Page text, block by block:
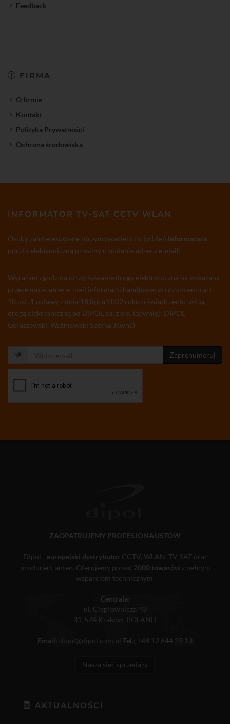
Feedback
FIRMA
O firmie
Kontakt
Polityka Prywatności
Ochrona środowiska
INFORMATOR TV-SAT CCTV WLAN
Osoby zainteresowane otrzymywaniem co tydzień Informatora
pocztą elektroniczną prosimy o podanie adresu e-mail:
Wyrażam zgodę na otrzymywanie drogą elektroniczną na wskazany
przeze mnie adres e-mail informacji handlowej w rozumieniu art.
10 ust. 1 ustawy z dnia 18 lipca 2002 roku o świadczeniu usług
drogą elektroniczną od DIPOL sp. z o.o. (dawniej: DIPOL
Gołaszewski, Waśniowski Spółka Jawna)
Zaprenumeruj
ZAOPATRUJEMY PROFESJONALISTÓW
Dipol - europejski dystrybutor CCTV, WLAN, TV-SAT oraz
producent anten. Oferujemy ponad 2000 towarówz pełnym
wsparciem technicznym.
Centrala:
ul. Ciepłownicza 40
31-574 Kraków, POLAND
Email: dipol@dipol.com.pl Tel.: +48 12 644 29 13
Nasza sieć sprzedaży
AKTUALNOŚCI